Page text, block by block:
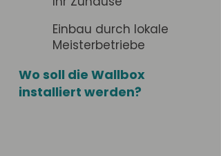
Einbau durch lokale
Meisterbetriebe
Wo soll die Wallbox
installiert werden?